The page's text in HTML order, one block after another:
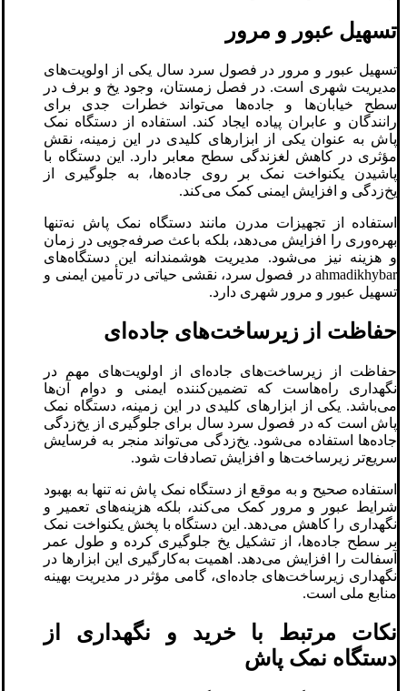
تسهیل عبور و مرور
تسهیل عبور و مرور در فصول سرد سال یکی از اولویت‌های
مدیریت شهری است. در فصل زمستان، وجود یخ و برف در
سطح خیابان‌ها و جاده‌ها می‌تواند خطرات جدی برای
رانندگان و عابران پیاده ایجاد کند. استفاده از دستگاه نمک
پاش به عنوان یکی از ابزارهای کلیدی در این زمینه، نقش
مؤثری در کاهش لغزندگی سطح معابر دارد. این دستگاه با
پاشیدن یکنواخت نمک بر روی جاده‌ها، به جلوگیری از
یخ‌زدگی و افزایش ایمنی کمک می‌کند.
استفاده از تجهیزات مدرن مانند دستگاه نمک پاش نه‌تنها
بهره‌وری را افزایش می‌دهد، بلکه باعث صرفه‌جویی در زمان
و هزینه نیز می‌شود. مدیریت هوشمندانه این دستگاه‌های
ahmadikhybar در فصول سرد، نقشی حیاتی در تأمین ایمنی و
تسهیل عبور و مرور شهری دارد.
حفاظت از زیرساخت‌های جاده‌ای
حفاظت از زیرساخت‌های جاده‌ای از اولویت‌های مهم در
نگهداری راه‌هاست که تضمین‌کننده ایمنی و دوام آن‌ها
می‌باشد. یکی از ابزارهای کلیدی در این زمینه، دستگاه نمک
پاش است که در فصول سرد سال برای جلوگیری از یخ‌زدگی
جاده‌ها استفاده می‌شود. یخ‌زدگی می‌تواند منجر به فرسایش
سریع‌تر زیرساخت‌ها و افزایش تصادفات شود.
استفاده صحیح و به موقع از دستگاه نمک پاش نه تنها به بهبود
شرایط عبور و مرور کمک می‌کند، بلکه هزینه‌های تعمیر و
نگهداری را کاهش می‌دهد. این دستگاه با پخش یکنواخت نمک
بر سطح جاده‌ها، از تشکیل یخ جلوگیری کرده و طول عمر
آسفالت را افزایش می‌دهد. اهمیت به‌کارگیری این ابزارها در
نگهداری زیرساخت‌های جاده‌ای، گامی مؤثر در مدیریت بهینه
منابع ملی است.
نکات مرتبط با خرید و نگهداری از
دستگاه نمک پاش